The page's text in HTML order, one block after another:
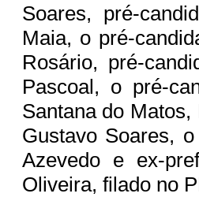
Soares, pré-
Maia, o pré-
Rosário, pré-
Pascoal, o pré-
Santana do
Gustavo Soares,
Azevedo e ex-
Oliveira, filado no